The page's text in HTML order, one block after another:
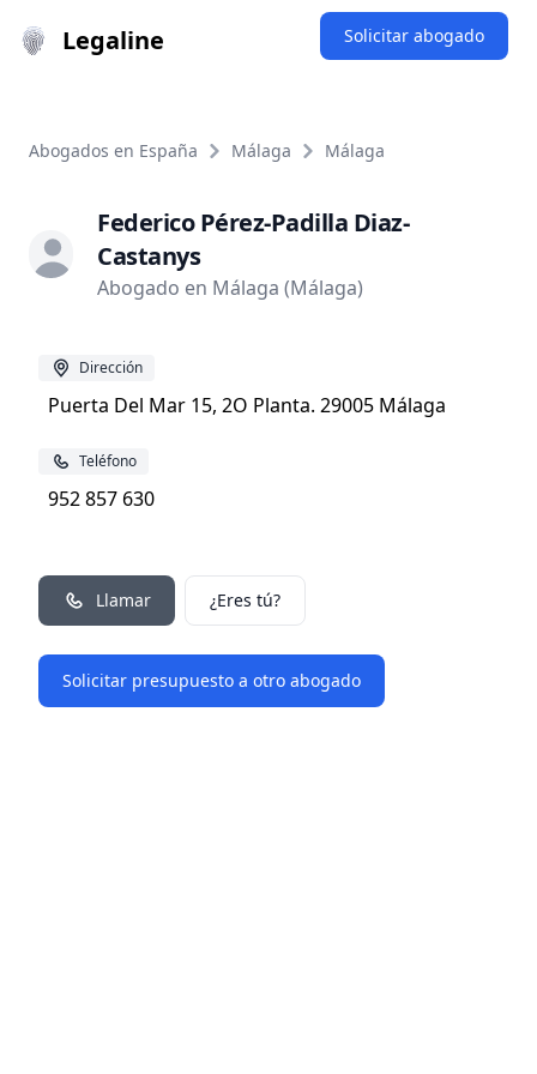
Legaline Solicitar abogado
Abogados en España Málaga Málaga
Federico Pérez-Padilla Diaz-
Castanys
Abogado en Málaga (Málaga)
Dirección
Puerta Del Mar 15, 2O Planta. 29005 Málaga
Teléfono
952 857 630
Llamar ¿Eres tú?
Solicitar presupuesto a otro abogado